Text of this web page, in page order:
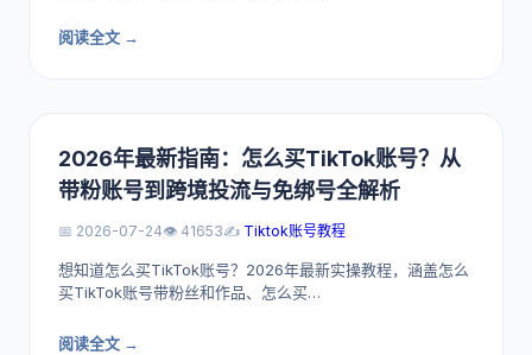
阅读全文 →
2026年最新指南：怎么买TikTok账号？从
带粉账号到跨境投流与免绑号全解析
📅 2026-07-24👁️ 41653✍️ Tiktok账号教程
想知道怎么买TikTok账号？2026年最新实操教程，涵盖怎么
买TikTok账号带粉丝和作品、怎么买…
阅读全文 →